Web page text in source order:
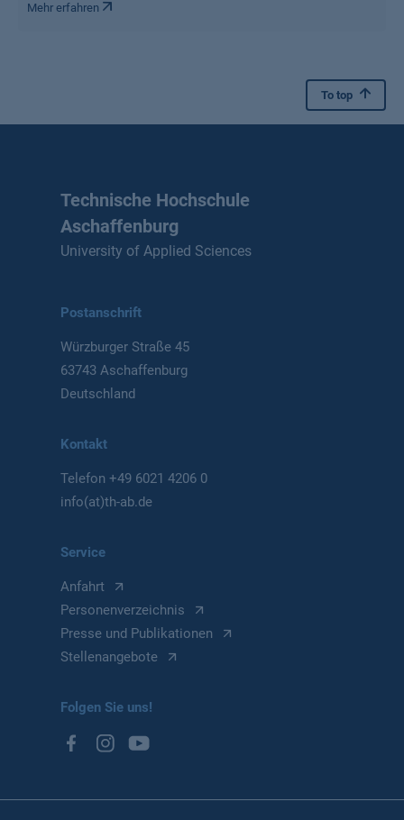
Mehr erfahren
To top
Technische Hochschule
Aschaffenburg
University of Applied Sciences
Postanschrift
Würzburger Straße 45
63743 Aschaffenburg
Deutschland
Kontakt
Telefon+49 6021 4206 0
info(at)th-ab.de
Service
Anfahrt
Personenverzeichnis
Presse und Publikationen
Stellenangebote
Folgen Sie uns!